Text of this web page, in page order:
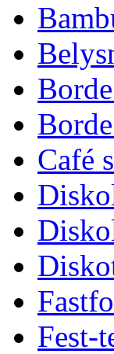
Café
Fest-